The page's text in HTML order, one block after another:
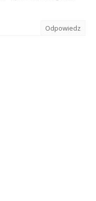
Odpowiedz